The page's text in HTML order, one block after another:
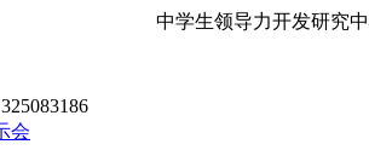
动课程 中学生领导